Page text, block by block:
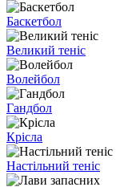
Баскетбол
Великий теніс
Волейбол
Гандбол
Крісла
Настільний теніс